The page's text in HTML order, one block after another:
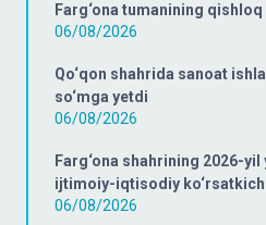
Farg‘ona tumanining
06/08/2026
Qo‘qon shahrida sanoat
so‘mga yetdi
06/08/2026
Farg‘ona shahrining 2026-
ijtimoiy-iqtisodiy
06/08/2026